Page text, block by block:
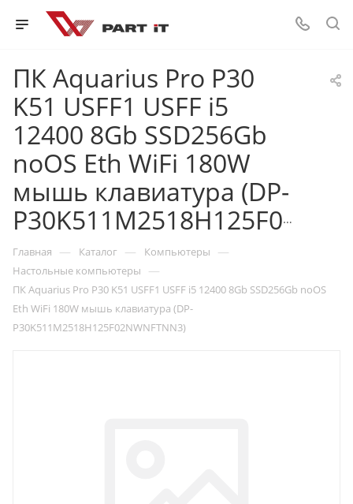
ПК Aquarius Pro P30
K51 USFF1 USFF i5
12400 8Gb SSD256Gb
noOS Eth WiFi 180W
мышь клавиатура (DP-
P30K511M2518H125F02NWNFTNN3)
Главная — Каталог — Компьютеры —
Настольные компьютеры —
ПК Aquarius Pro P30 K51 USFF1 USFF i5 12400 8Gb SSD256Gb noOS
Eth WiFi 180W мышь клавиатура (DP-
P30K511M2518H125F02NWNFTNN3)